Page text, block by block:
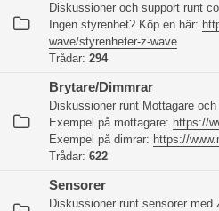
Diskussioner och support runt
Ingen styrenhet? Köp en här:
wave/styrenheter-z-wave
Trådar: 294
Brytare/Dimmrar
Diskussioner runt Mottagare och
Exempel på mottagare: https://
Exempel på dimrar: https://
Trådar: 622
Sensorer
Diskussioner runt sensorer med